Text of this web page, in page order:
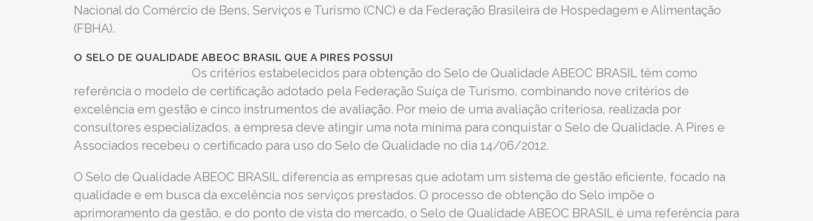
Nacional do Comércio de Bens, Serviços e Turismo (CNC) e da Federação Brasileira de Hospedagem e Alimentação
(FBHA).
O SELO DE QUALIDADE ABEOC BRASIL QUE A PIRES POSSUI
Os critérios estabelecidos para obtenção do Selo de Qualidade ABEOC BRASIL têm como
referência o modelo de certificação adotado pela Federação Suíça de Turismo, combinando nove critérios de
excelência em gestão e cinco instrumentos de avaliação. Por meio de uma avaliação criteriosa, realizada por
consultores especializados, a empresa deve atingir uma nota mínima para conquistar o Selo de Qualidade. A Pires e
Associados recebeu o certificado para uso do Selo de Qualidade no dia 14/06/2012.
O Selo de Qualidade ABEOC BRASIL diferencia as empresas que adotam um sistema de gestão eficiente, focado na
qualidade e em busca da excelência nos serviços prestados. O processo de obtenção do Selo impõe o
aprimoramento da gestão, e do ponto de vista do mercado, o Selo de Qualidade ABEOC BRASIL é uma referência para